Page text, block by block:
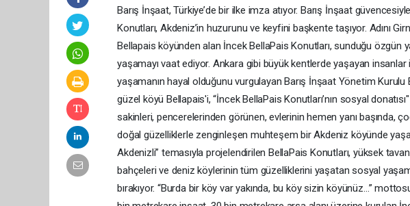
Barış İnşaat, Türkiye’de bir ilke imza atıyor. Barış İnşaat
Konutları, Akdeniz’in huzurunu ve keyfini başkente taşıyor. Adını
Bellapais köyünden alan İncek BellaPais Konutları, sunduğu özgün
yaşamayı vaat ediyor. Ankara gibi büyük kentlerde yaşayan
yaşamanın hayal olduğunu vurgulayan Barış İnşaat Yönetim Kurulu
güzel köyü Bellapais'i, “İncek BellaPais Konutları’nın sosyal
sakinleri, pencerelerinden görünen, evlerinin hemen yanı başında,
doğal güzelliklerle zenginleşen muhteşem bir Akdeniz köyünde
Akdenizli” temasıyla projelendirilen BellaPais Konutları, yüksek
bahçeleri ve deniz köylerinin tüm güzelliklerini yaşatan sosyal
bırakıyor. “Burda bir köy var yakında, bu köy sizin köyünüz…”